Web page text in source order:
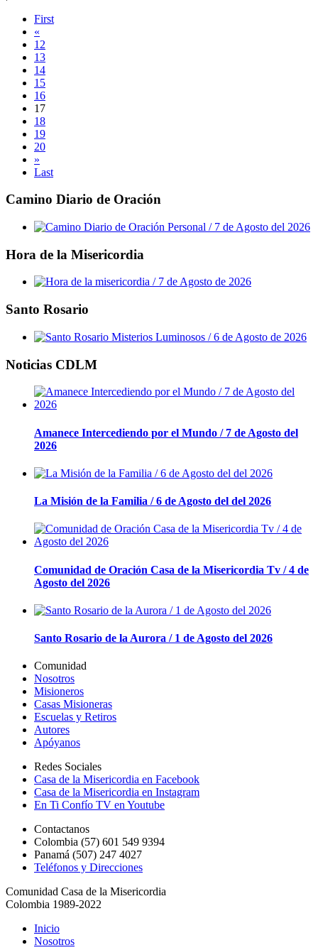
First
«
12
13
14
15
16
17
18
19
20
»
Last
Camino Diario de Oración
Hora de la Misericordia
Santo Rosario
Noticias CDLM
Amanece Intercediendo por el Mundo / 7 de Agosto del
2026
La Misión de la Familia / 6 de Agosto del del 2026
Comunidad de Oración Casa de la Misericordia Tv / 4 de
Agosto del 2026
Santo Rosario de la Aurora / 1 de Agosto del 2026
Comunidad
Nosotros
Misioneros
Casas Misioneras
Escuelas y Retiros
Autores
Apóyanos
Redes Sociales
Casa de la Misericordia en Facebook
Casa de la Misericordia en Instagram
En Ti Confío TV en Youtube
Contactanos
Colombia (57) 601 549 9394
Panamá (507) 247 4027
Teléfonos y Direcciones
Comunidad Casa de la Misericordia
Colombia 1989-2022
Inicio
Nosotros